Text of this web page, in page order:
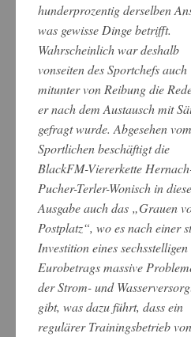
hunderprozentig derselben
was gewisse Dinge betrifft.
Wahrscheinlich war deshalb
vonseiten des Sportchefs auch
mitunter von Reibung die
er nach dem Austausch mit
gefragt wurde. Abgesehen vom
Sportlichen beschäftigt die
BlackFM-Viererkette
Pucher-Terler-Wonisch in
Ausgabe auch das „Grauen
Postplatz“, wo es nach einer
Investition eines sechsstelligen
Eurobetrags massive
der Strom- und
gibt, was dazu führt, dass ein
regulärer Trainingsbetrieb von